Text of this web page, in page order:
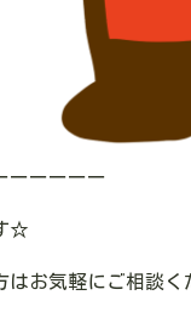
ーーーーー
☆
はお気軽にご相談く